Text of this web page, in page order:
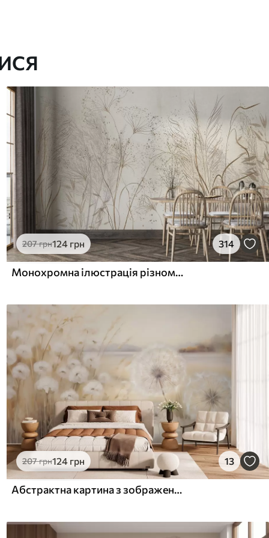
207грн124 грн 314
Монохромна ілюстрація різноманітних бежевих рослин і колосків з тонкими, хвилястими лініями і текстурами
207грн124 грн 13
Абстрактна картина з зображенням кульбаб